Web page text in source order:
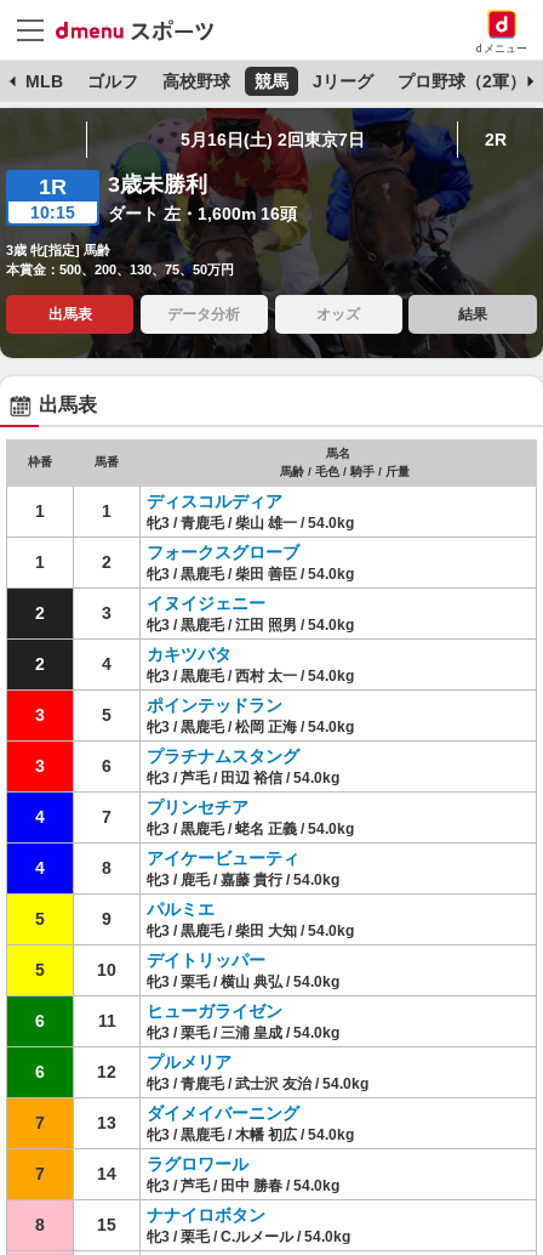
dメニュー
MLB ゴルフ 高校野球 競馬 Jリーグ プロ野球（2軍）
5月16日(土) 2回東京7日 2R
1R
10:15
3歳未勝利
ダート 左・1,600m 16頭
3歳 牝[指定] 馬齢
本賞金：500、200、130、75、50万円
出馬表 データ分析 オッズ 結果
出馬表
枠番 馬番
馬名
馬齢 / 毛色 / 騎手 / 斤量
1 1 ディスコルディア
牝3 / 青鹿毛 / 柴山 雄一 / 54.0kg
1 2 フォークスグローブ
牝3 / 黒鹿毛 / 柴田 善臣 / 54.0kg
2 3 イヌイジェニー
牝3 / 黒鹿毛 / 江田 照男 / 54.0kg
2 4 カキツバタ
牝3 / 黒鹿毛 / 西村 太一 / 54.0kg
3 5 ポインテッドラン
牝3 / 黒鹿毛 / 松岡 正海 / 54.0kg
3 6 プラチナムスタング
牝3 / 芦毛 / 田辺 裕信 / 54.0kg
4 7 プリンセチア
牝3 / 黒鹿毛 / 蛯名 正義 / 54.0kg
4 8 アイケービューティ
牝3 / 鹿毛 / 嘉藤 貴行 / 54.0kg
5 9 パルミエ
牝3 / 黒鹿毛 / 柴田 大知 / 54.0kg
5 10 デイトリッパー
牝3 / 栗毛 / 横山 典弘 / 54.0kg
6 11 ヒューガライゼン
牝3 / 栗毛 / 三浦 皇成 / 54.0kg
6 12 プルメリア
牝3 / 青鹿毛 / 武士沢 友治 / 54.0kg
7 13 ダイメイバーニング
牝3 / 黒鹿毛 / 木幡 初広 / 54.0kg
7 14 ラグロワール
牝3 / 芦毛 / 田中 勝春 / 54.0kg
8 15 ナナイロボタン
牝3 / 栗毛 / C.ルメール / 54.0kg